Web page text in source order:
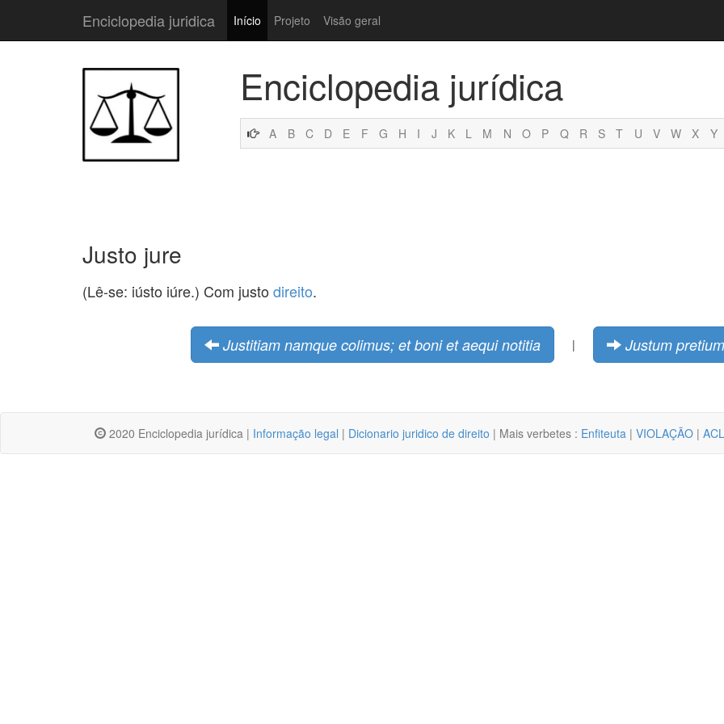
Enciclopedia juridica Início Projeto Visão geral
Enciclopedia jurídica
A B C D E F G H I J K L M N O P Q R S T U V W X Y
Justo jure
(Lê-se: iústo iúre.) Com justo direito.
Justitiam namque colimus; et boni et aequi notitia | Justum pretium
2020 Enciclopedia jurídica | Informação legal | Dicionario juridico de direito | Mais verbetes : Enfiteuta | VIOLAÇÃO |